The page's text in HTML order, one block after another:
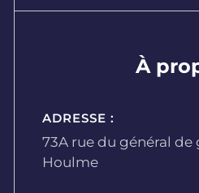
À
ADRESSE :
73A rue du général de
Houlme